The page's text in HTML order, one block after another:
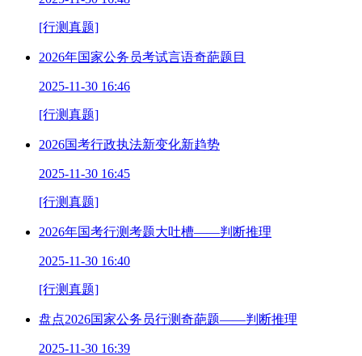
[行测真题]
2026年国家公务员考试言语奇葩题目
2025-11-30 16:46
[行测真题]
2026国考行政执法新变化新趋势
2025-11-30 16:45
[行测真题]
2026年国考行测考题大吐槽——判断推理
2025-11-30 16:40
[行测真题]
盘点2026国家公务员行测奇葩题——判断推理
2025-11-30 16:39